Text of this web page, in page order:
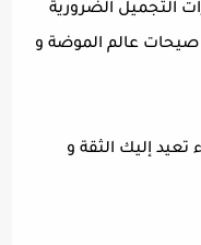
التجميل الضرورية
عالم الموضة و
تعيد إليك الثقة و